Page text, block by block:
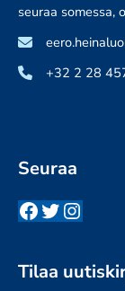
seuraa somessa,
+32 2 28
Seuraa
Facebook
Twitter
Tilaa